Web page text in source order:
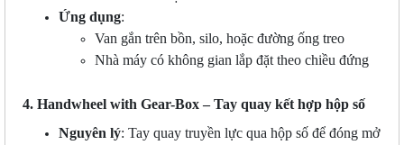
Ứng dụng:
Van gắn trên bồn, silo, hoặc đường ống treo
Nhà máy có không gian lắp đặt theo chiều đứng
4. Handwheel with Gear-Box – Tay quay kết hợp hộp số
Nguyên lý: Tay quay truyền lực qua hộp số để đóng mở